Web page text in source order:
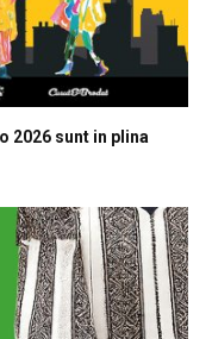
2026 sunt in plina